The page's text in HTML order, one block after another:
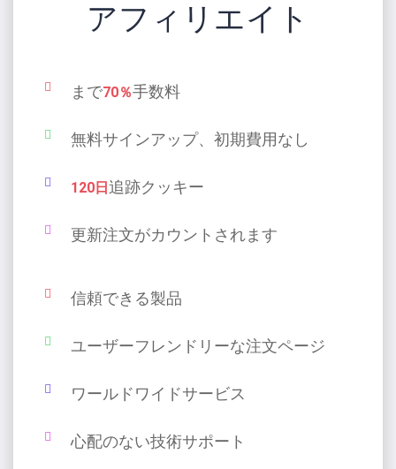
アフィリエイト
まで70％手数料
無料サインアップ、初期費用なし
120日追跡クッキー
更新注文がカウントされます
信頼できる製品
ユーザーフレンドリーな注文ページ
ワールドワイドサービス
心配のない技術サポート